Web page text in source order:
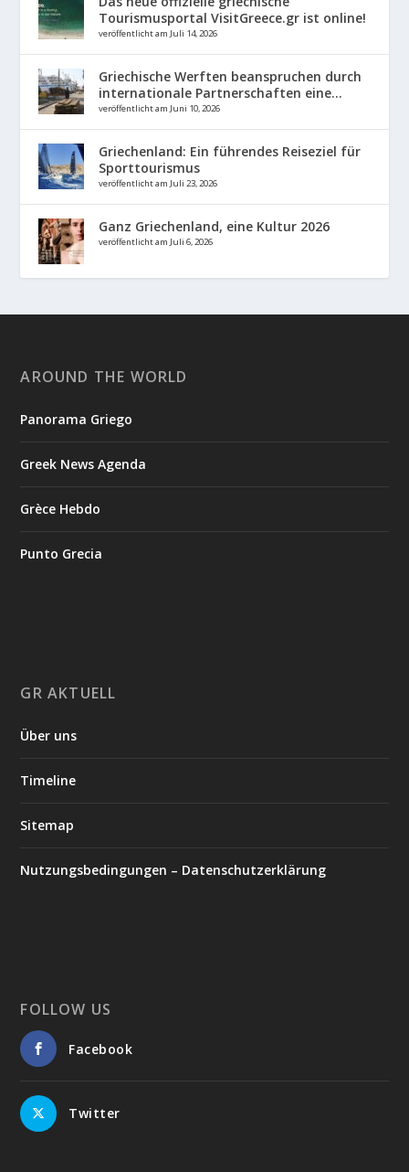
Tourismusportal VisitGreece.gr ist online!
veröffentlicht am Juli 14, 2026
Griechische Werften beanspruchen durch
internationale Partnerschaften eine...
veröffentlicht am Juni 10, 2026
Griechenland: Ein führendes Reiseziel für
Sporttourismus
veröffentlicht am Juli 23, 2026
Ganz Griechenland, eine Kultur 2026
veröffentlicht am Juli 6, 2026
AROUND THE WORLD
Panorama Griego
Greek News Agenda
Grèce Hebdo
Punto Grecia
GR AKTUELL
Über uns
Timeline
Sitemap
Nutzungsbedingungen – Datenschutzerklärung
FOLLOW US
Facebook
Twitter